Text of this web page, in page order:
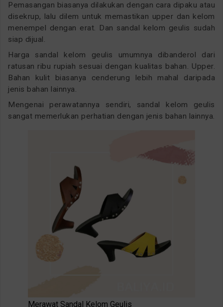
Pemasangan biasanya dilakukan dengan cara dipaku atau
disekrup, lalu dilem untuk memastikan upper dan kelom
menempel dengan erat. Dan sandal kelom geulis sudah
siap dijual.
Harga sandal kelom geulis umumnya dibanderol dari
ratusan ribu rupiah sesuai dengan kualitas bahan. Upper.
Bahan kulit biasanya cenderung lebih mahal daripada
jenis bahan lainnya.
Mengenai perawatannya sendiri, sandal kelom geulis
sangat memerlukan perhatian dengan jenis bahan lainnya.
Merawat Sandal Kelom Geulis